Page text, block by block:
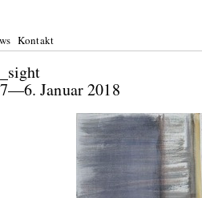
Kontakt
in_sight
Januar 2018